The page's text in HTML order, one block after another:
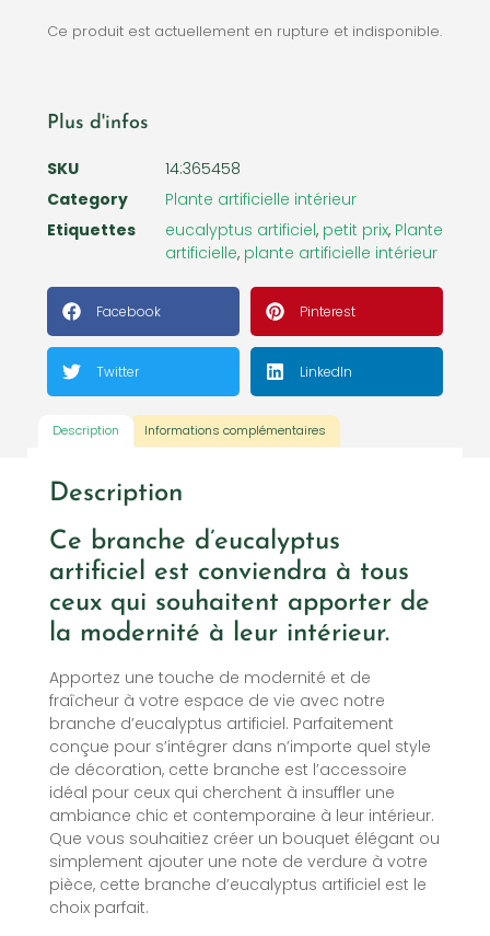
Ce produit est actuellement en rupture et indisponible.
Plus d'infos
SKU
14:365458
Category
Plante artificielle intérieur
Etiquettes
eucalyptus artificiel, petit prix, Plante
artificielle, plante artificielle intérieur
Facebook Pinterest
Twitter LinkedIn
Description Informations complémentaires
Description
Ce branche d’eucalyptus
artificiel est conviendra à tous
ceux qui souhaitent apporter de
la modernité à leur intérieur.
Apportez une touche de modernité et de
fraîcheur à votre espace de vie avec notre
branche d’eucalyptus artificiel. Parfaitement
conçue pour s’intégrer dans n’importe quel style
de décoration, cette branche est l’accessoire
idéal pour ceux qui cherchent à insuffler une
ambiance chic et contemporaine à leur intérieur.
Que vous souhaitiez créer un bouquet élégant ou
simplement ajouter une note de verdure à votre
pièce, cette branche d’eucalyptus artificiel est le
choix parfait.